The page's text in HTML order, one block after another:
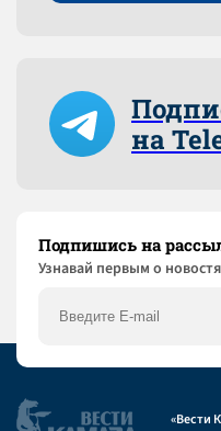
на
Подпишись на
Узнaвай первым о
«Вести